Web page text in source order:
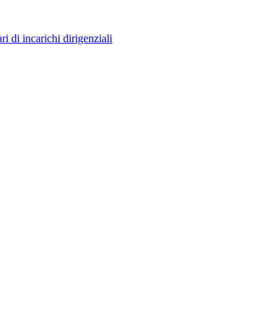
di incarichi dirigenziali